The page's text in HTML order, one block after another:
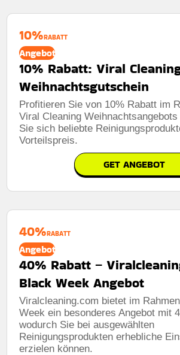
10%RABATT
Angebot
10% Rabatt: Viral
Weihnachtsgutschein
Profitieren Sie von 10% Rabatt im
Viral Cleaning
Sie sich beliebte
Vorteilspreis.
GET ANGEBOT
40%RABATT
Angebot
40% Rabatt –
Black Week Angebot
Viralcleaning.com bietet im
Week ein besonderes Angebot mit
wodurch Sie bei ausgewählten
Reinigungsprodukten erhebliche
erzielen können.